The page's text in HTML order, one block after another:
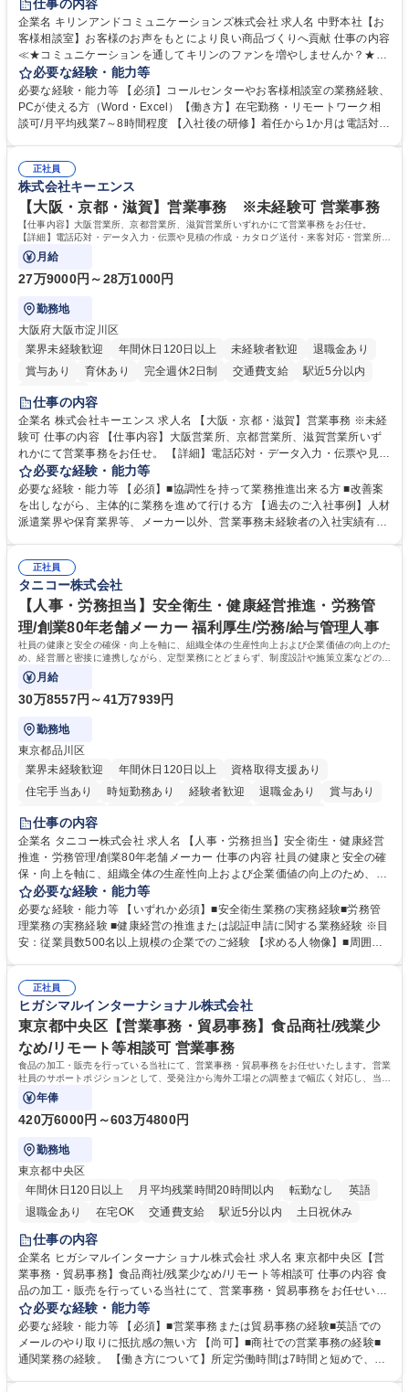
仕事の内容
企業名 キリンアンドコミュニケーションズ株式会社 求人名 中野本社【お
客様相談室】お客様のお声をもとにより良い商品づくりへ貢献 仕事の内容
≪★コミュニケーションを通してキリンのファンを増やしませんか？★≫
お客様のお声をより良い商品づくりに活かしていく上で、窓口となるお客
様相談室でのお仕事です。 日々お客様からいただくキリングループへのご
意見を、企業活動に活かしています。お客様からの声に迅速かつ誠意をも
って対応、情報提供するとともにグループ内活動に反映しています。 【具
平均100件前後■メール・手紙：同上40件前後 募集職種 中野本社【お客様
相談室】お客様のお声をもとにより良い商品づくりへ貢献
必要な経験・能力等
必要な経験・能力等 【必須】コールセンターやお客様相談室の業務経験、
PCが使える方（Word・Excel）【働き方】在宅勤務・リモートワーク相
談可/月平均残業7～8時間程度 【入社後の研修】着任から1か月は電話対応
すのでご安心ください。 【当社について】キリングループの広報機能を担
う会社として、お客様との出会いを大切にし、磨き上げたホスピタリティ
を込めてコミュニケーションをとりながら広報関連業務を行っておりま
す。 学歴・資格 学歴：大学院 大学 高専 短大 専修学校 高校 語学力： 資
格：
正社員
株式会社キーエンス
【大阪・京都・滋賀】営業事務 ※未経験可 営業事務
【仕事内容】大阪営業所、京都営業所、滋賀営業所いずれかにて営業事務をお任せ。
【詳細】電話応対・データ入力・伝票や見積の作成・カタログ送付・来客対応・営業所内
で発生する事務業務や業務改善をお任せ。
月給
27万9000円～28万1000円
勤務地
大阪府大阪市淀川区
業界未経験歓迎
年間休日120日以上 未経験者歓迎
退職金あり
賞与あり
育休あり 完全週休2日制 交通費支給
駅近5分以内
土日祝休み
仕事の内容
企業名 株式会社キーエンス 求人名 【大阪・京都・滋賀】営業事務 ※未経
験可 仕事の内容 【仕事内容】大阪営業所、京都営業所、滋賀営業所いず
れかにて営業事務をお任せ。 【詳細】電話応対・データ入力・伝票や見積
の作成・カタログ送付・来客対応・営業所内で発生する事務業務や業務改
善をお任せ。 【教育制度】ご入社後、育成担当とペアになりながらOJTに
て業務を覚えていただくことが可能です。業務システムがきちんと構築さ
れているため、スムーズに仕事に慣れることができる環境です。また、
募集職種 【大阪・京都・滋賀】営業事務 ※未経験可
必要な経験・能力等
必要な経験・能力等 【必須】■協調性を持って業務推進出来る方 ■改善案
を出しながら、主体的に業務を進めて行ける方 【過去のご入社事例】人材
派遣業界や保育業界等、メーカー以外、営業事務未経験者の入社実績有
えて、お客様や社員の状況に合わせ、能動的なサポート、改善の動きも期
待され。組織を支えるスペシャリストとして、チームに貢献し、結果的に
社員から頼られる存在になることができます。平均19:30の退勤以降の業
務の持ち帰りも禁止されており、メリハリのある働き方となります。 学
歴・資格 学歴：大学院 大学 高専 短大 語学力： 資格：
正社員
タニコー株式会社
【人事・労務担当】安全衛生・健康経営推進・労務管
理/創業80年老舗メーカー 福利厚生/労務/給与管理人事
社員の健康と安全の確保・向上を軸に、組織全体の生産性向上および企業価値の向上のた
め、経営層と密接に連携しながら、定型業務にとどまらず、制度設計や施策立案などの上
流工程から関与していただきます。
月給
30万8557円～41万7939円
勤務地
東京都品川区
業界未経験歓迎
年間休日120日以上
資格取得支援あり
住宅手当あり
時短勤務あり 経験者歓迎 退職金あり
賞与あり
完全週休2日制
寮・社宅あり
仕事の内容
企業名 タニコー株式会社 求人名 【人事・労務担当】安全衛生・健康経営
推進・労務管理/創業80年老舗メーカー 仕事の内容 社員の健康と安全の確
保・向上を軸に、組織全体の生産性向上および企業価値の向上のため、経
営層と密接に連携しながら、定型業務にとどまらず、制度設計や施策立案
などの上流工程から関与していただきます。 【主な業務内容】■安全衛生
業務（ストレスチェック、健康診断の運用、産業医との連携 など）■健康
経営認証取得に向けた企画・推進■労務管理（労働時間の分析、労働環境
を底上げすべく、ともにご活躍いただける方の増員募集となります。 募集
職種 【人事・労務担当】安全衛生・健康経営推進・労務管理/創業80年老
舗メーカー
必要な経験・能力等
必要な経験・能力等 【いずれか必須】■安全衛生業務の実務経験■労務管
理業務の実務経験 ■健康経営の推進または認証申請に関する業務経験 ※目
安：従業員数500名以上規模の企業でのご経験 【求める人物像】■周囲
部門と連携しながら業務を推進できる方■Excelや労務管理システムの実務
使用経験をお持ちの方 学歴・資格 学歴：大学院 大学 高専 短大 専修学校
高校 語学力： 資格：
正社員
ヒガシマルインターナショナル株式会社
東京都中央区【営業事務・貿易事務】食品商社/残業少
なめ/リモート等相談可 営業事務
食品の加工・販売を行っている当社にて、営業事務・貿易事務をお任せいたします。営業
社員のサポートポジションとして、受発注から海外工場との調整まで幅広く対応し、当社
事業の根幹を支えていただきます。
年俸
420万6000円～603万4800円
勤務地
東京都中央区
年間休日120日以上
月平均残業時間20時間以内 転勤なし
英語
退職金あり
在宅OK 交通費支給 駅近5分以内 土日祝休み
仕事の内容
企業名 ヒガシマルインターナショナル株式会社 求人名 東京都中央区【営
業事務・貿易事務】食品商社/残業少なめ/リモート等相談可 仕事の内容 食
品の加工・販売を行っている当社にて、営業事務・貿易事務をお任せいた
します。営業社員のサポートポジションとして、受発注から海外工場との
調整まで幅広く対応し、当社事業の根幹を支えていただきます。 ■受発注
業務、請求書発行 ■海外工場とのスケジュール調整 ■在庫管理 ■輸入書類
の確認・作成 ■配送手配 ■通関業者を通して行う輸出入業全般 ■倉庫との
必要な経験・能力等
必要な経験・能力等 【必須】■営業事務または貿易事務の経験■英語での
メールのやり取りに抵抗感の無い方 【尚可】■商社での営業事務の経験■
通関業務の経験。 【働き方について】所定労働時間は7時間と短めで、残